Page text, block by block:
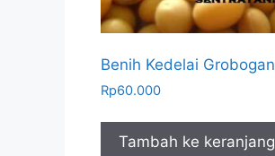
Benih Kedelai Grobogan
Rp60.000
Tambah ke keranjang